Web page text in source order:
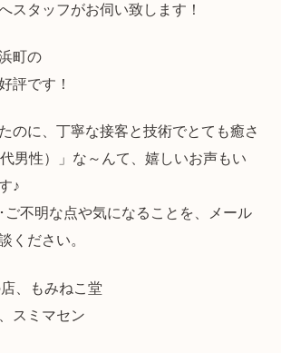
スタッフがお伺い致します！
町の
評です！
のに、丁寧な接客と技術でとても癒さ
男性）」な～んて、嬉しいお声もい
♪
ご不明な点や気になることを、メール
ください。
、もみねこ堂
スミマセン